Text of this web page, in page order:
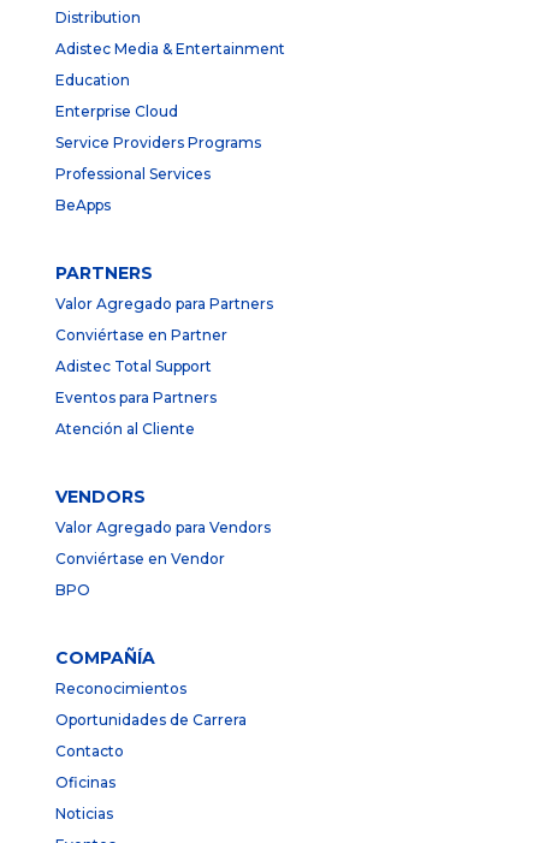
Distribution
Adistec Media & Entertainment
Education
Enterprise Cloud
Service Providers Programs
Professional Services
BeApps
PARTNERS
Valor Agregado para Partners
Conviértase en Partner
Adistec Total Support
Eventos para Partners
Atención al Cliente
VENDORS
Valor Agregado para Vendors
Conviértase en Vendor
BPO
COMPAÑÍA
Reconocimientos
Oportunidades de Carrera
Contacto
Oficinas
Noticias